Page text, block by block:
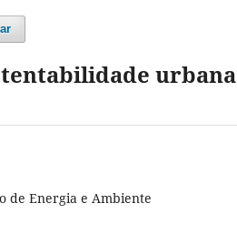
urbana
de Energia e Ambiente